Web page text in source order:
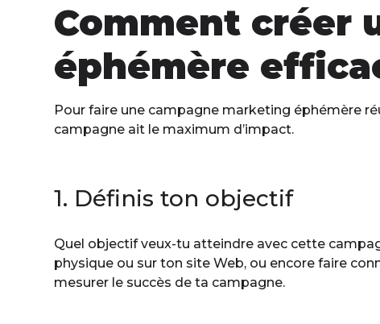
Comment créer
éphémère
Pour faire une campagne marketing éphémère
campagne ait le maximum d’impact.
1. Définis ton objectif
Quel objectif veux-tu atteindre avec cette
physique ou sur ton site Web, ou encore faire
mesurer le succès de ta campagne.